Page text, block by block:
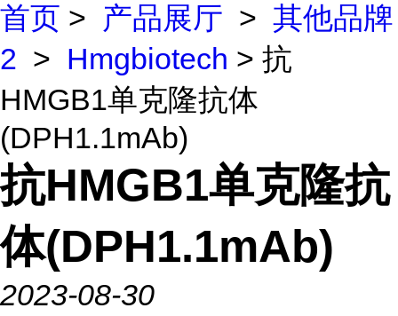
首页 > 产品展厅 > 其他品牌
2 > Hmgbiotech > 抗
HMGB1单克隆抗体
(DPH1.1mAb)
抗HMGB1单克隆抗
体(DPH1.1mAb)
2023-08-30